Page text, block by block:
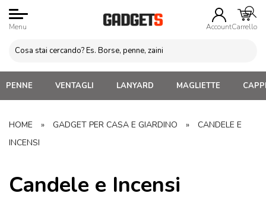
Menu AccountCarrello
PENNE VENTAGLI LANYARD MAGLIETTE
HOME » GADGET PER CASA E GIARDINO »
CANDELE E
INCENSI
Candele e Incensi